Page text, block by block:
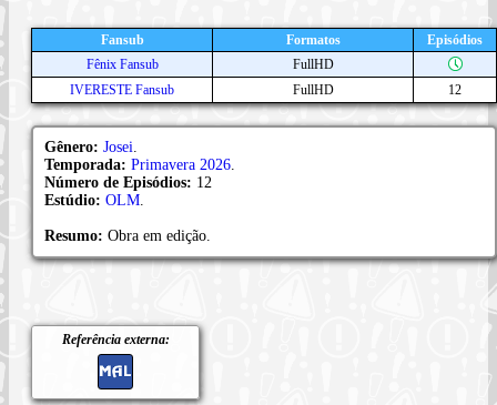
Fansub Formatos
Episódios
Fênix Fansub
FullHD
IVERESTE Fansub
FullHD 12
Gênero: Josei
Temporada: Primavera 2026
Número de Episódios: 12
Estúdio: OLM
Resumo: Obra em edição.
Referência externa: